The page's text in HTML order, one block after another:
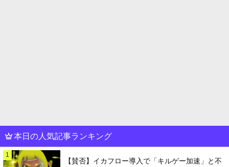
本日の人気記事ランキング
1
【賛否】イカフロー導入で「キルゲー加速」と不